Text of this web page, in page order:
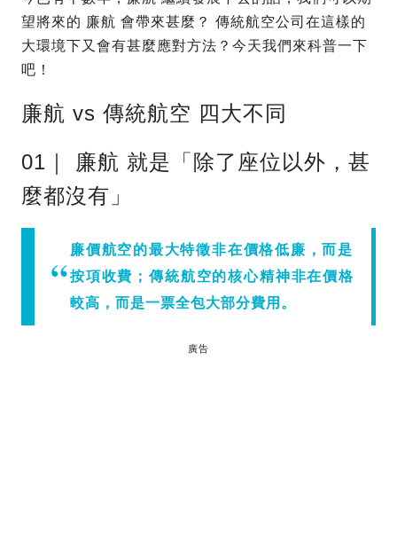
望將來的 廉航 會帶來甚麼？ 傳統航空公司在這樣的
大環境下又會有甚麼應對方法？今天我們來科普一下
吧！
廉航 vs 傳統航空 四大不同
01｜ 廉航 就是「除了座位以外，甚
麼都沒有」
廉價航空的最大特徵非在價格低廉，而是
按項收費；傳統航空的核心精神非在價格
較高，而是一票全包大部分費用。
廣告